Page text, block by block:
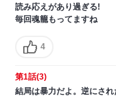
読み応えがあり過ぎる!
毎回魂籠もってますね
4
第1話(3)
結局は暴力だよ。逆にさ